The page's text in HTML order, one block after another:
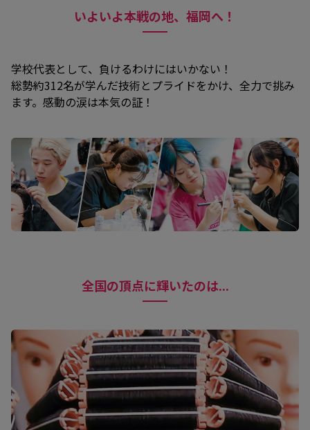
いよいよ本戦の地、福岡へ！
学校代表として、負けるわけにはいかない！
総勢約312名が学んだ技術とプライドをかけ、全力で挑み
ます。感動の涙は本気の証！
全国の頂点に輝いたのは...